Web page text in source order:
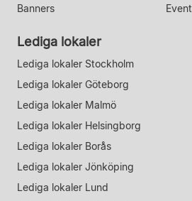
Banners
Event
Lediga lokaler
Lediga lokaler Stockholm
Lediga lokaler Göteborg
Lediga lokaler Malmö
Lediga lokaler Helsingborg
Lediga lokaler Borås
Lediga lokaler Jönköping
Lediga lokaler Lund